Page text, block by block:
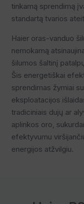
tinkamą sprendimą
standartą tvarios
Haier oras-vanduo
nemokamą
šilumos šaltinį
Šis energetiškai
sprendimas žymiai
eksploatacijos
tradiciniais dujų ar
aplinkos oro,
efektyvumu
energijos atžvilgiu.